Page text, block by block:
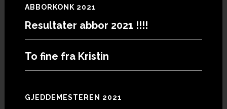
ABBORKONK 2021
Resultater abbor 2021 !!!!
To fine fra Kristin
GJEDDEMESTEREN 2021